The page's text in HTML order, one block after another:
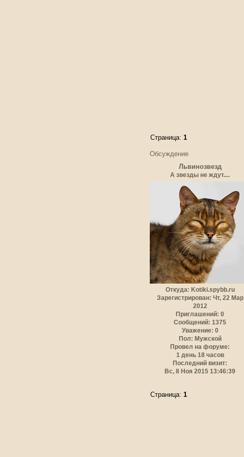
Обсуждение
Страница: 1
Львинозвезд
А звезды не ждут....
Откуда: Kotiki.spybb.ru
Зарегистрирован: Чт, 22 Мар
2012
Приглашений: 0
Сообщений: 1375
Уважение: 0
Пол: Мужской
Провел на форуме:
1 день 18 часов
Последний визит:
Вс, 8 Ноя 2015 13:46:39
Страница: 1